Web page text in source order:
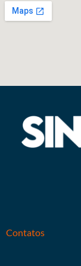
Contatos